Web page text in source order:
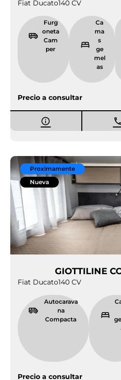
Fiat Ducato140 CV
Furg
oneta
Cam
per
Ca
ma
s
ge
mel
as
Precio a consultar
Proximamente
Nueva
GIOTTILINE
Fiat Ducato140 CV
Autocarava
na
Compacta
Precio a consultar